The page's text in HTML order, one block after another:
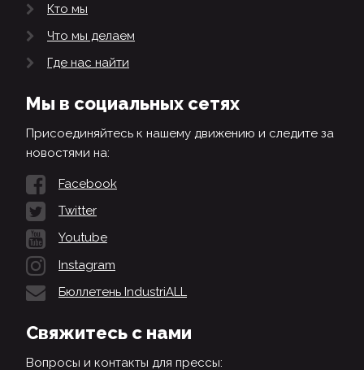
Кто мы
Что мы делаем
Где нас найти
Мы в социальных сетях
Присоединяйтесь к нашему движению и следите за
новостями на:
Facebook
Twitter
Youtube
Instagram
Бюллетень IndustriALL
Свяжитесь с нами
Вопросы и контакты для прессы: